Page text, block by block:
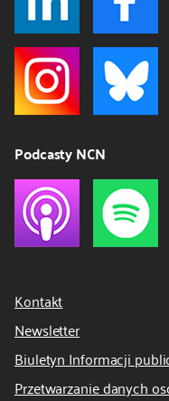
Podcasty NCN
Kontakt
Newsletter
Biuletyn Informacji
Przetwarzanie danych